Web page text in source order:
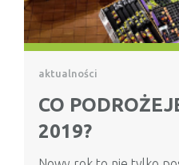
aktualności
CO
2019?